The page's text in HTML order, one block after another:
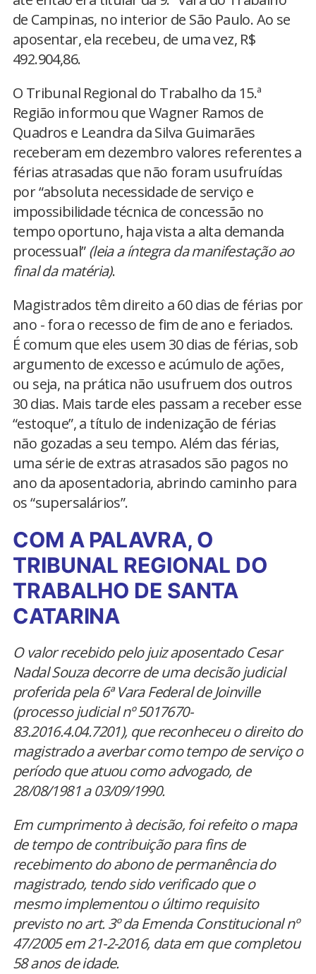
de Campinas, no interior de São Paulo. Ao se
aposentar, ela recebeu, de uma vez, R$
492.904,86.
O Tribunal Regional do Trabalho da 15.ª
Região informou que Wagner Ramos de
Quadros e Leandra da Silva Guimarães
receberam em dezembro valores referentes a
férias atrasadas que não foram usufruídas
por “absoluta necessidade de serviço e
impossibilidade técnica de concessão no
tempo oportuno, haja vista a alta demanda
processual”(leia a íntegra da manifestação ao
final da matéria).
Magistrados têm direito a 60 dias de férias por
ano - fora o recesso de fim de ano e feriados.
É comum que eles usem 30 dias de férias, sob
argumento de excesso e acúmulo de ações,
ou seja, na prática não usufruem dos outros
30 dias. Mais tarde eles passam a receber esse
“estoque”, a título de indenização de férias
não gozadas a seu tempo. Além das férias,
uma série de extras atrasados são pagos no
ano da aposentadoria, abrindo caminho para
os “supersalários”.
COM A PALAVRA, O
TRIBUNAL REGIONAL DO
TRABALHO DE SANTA
CATARINA
O valor recebido pelo juiz aposentado Cesar
Nadal Souza decorre de uma decisão judicial
proferida pela 6ª Vara Federal de Joinville
(processo judicial nº 5017670-
83.2016.4.04.7201), que reconheceu o direito do
magistrado a averbar como tempo de serviço o
período que atuou como advogado, de
28/08/1981 a 03/09/1990.
Em cumprimento à decisão, foi refeito o mapa
de tempo de contribuição para fins de
recebimento do abono de permanência do
magistrado, tendo sido verificado que o
mesmo implementou o último requisito
previsto no art. 3º da Emenda Constitucional nº
47/2005 em 21-2-2016, data em que completou
58 anos de idade.